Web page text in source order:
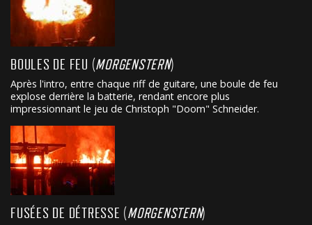
BOULES DE FEU (MORGENSTERN)
Après l'intro, entre chaque riff de guitare, une boule de feu
explose derrière la batterie, rendant encore plus
impressionnant le jeu de Christoph "Doom" Schneider.
FUSÉES DE DÉTRESSE (MORGENSTERN)